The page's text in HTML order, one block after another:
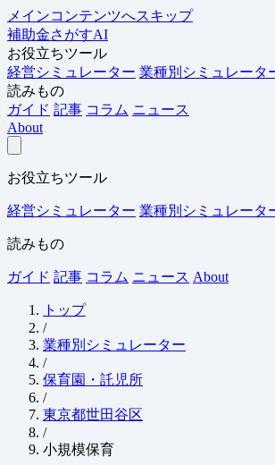
メインコンテンツへスキップ
補助金さがすAI
お役立ちツール
経営シミュレーター 業種別シミュレータ
読みもの
ガイド 記事 コラム ニュース
About
お役立ちツール
経営シミュレーター 業種別シミュレータ
読みもの
ガイド 記事 コラム ニュース About
トップ
/
業種別シミュレーター
/
保育園・託児所
/
東京都世田谷区
/
小規模保育